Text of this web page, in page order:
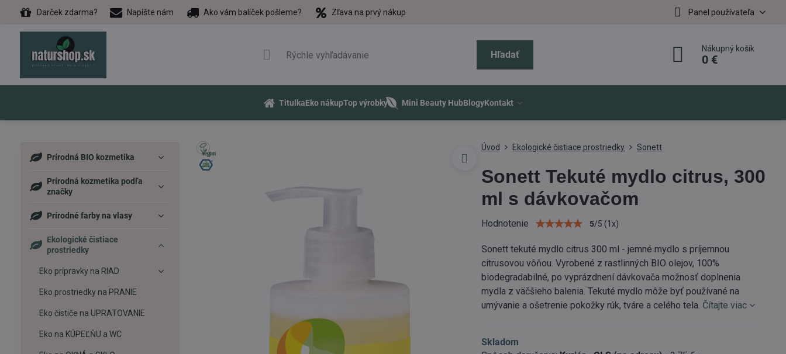
Darček zdarma? Napíšte nám Ako vám balíček pošleme? Zľava na prvý nákup Panel používateľa
Hľadať
Nákupný košík
0 €
TitulkaEko nákupTop výrobky Mini Beauty HubBlogyKontakt
Úvod Ekologické čistiace prostriedky Sonett
Sonett Tekuté mydlo citrus, 300
ml s dávkovačom
Hodnotenie 5/5 (1x)
Sonett tekuté mydlo citrus 300 ml - jemné mydlo s príjemnou
citrusovou vôňou. Vyrobené z rastlinných BIO olejov, 100%
biodegradabilné, po vyprázdnení dávkovača možnosť doplnenia
mydla z väčšieho balenia. Tekuté mydlo môže byť používané na
umývanie a ošetrenie pokožky rúk, tváre a celého tela. Čítajte viac
Skladom
Prírodná BIO kozmetika
Prírodná kozmetika podľa
značky
Prírodné farby na vlasy
Ekologické čistiace
prostriedky
Eko prípravky na RIAD
Eko prostriedky na PRANIE
Eko čističe na UPRATOVANIE
Eko na KÚPEĽŇU a WC